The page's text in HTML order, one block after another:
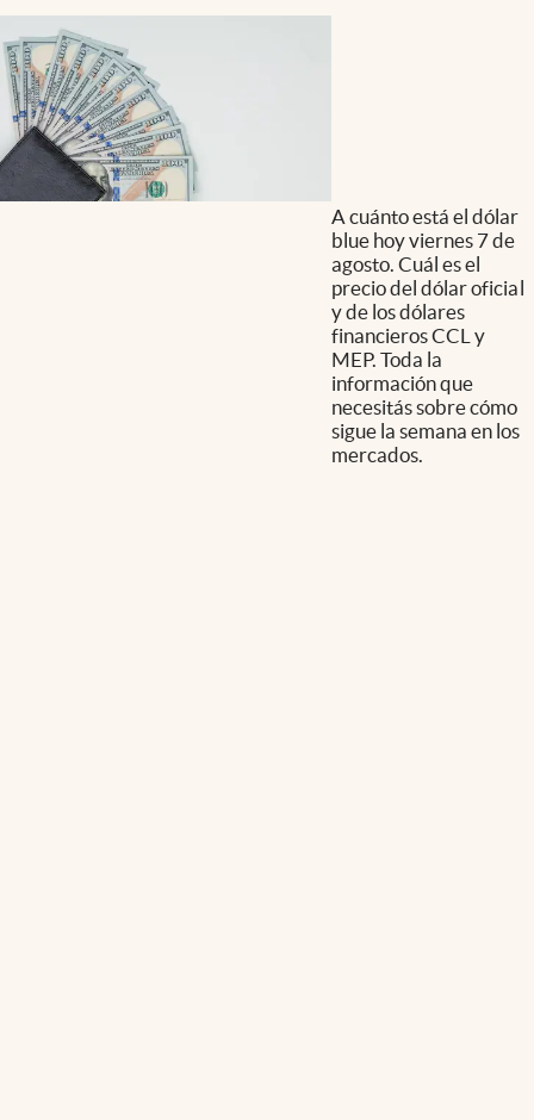
A cuánto está el dólar
blue hoy viernes 7 de
agosto. Cuál es el
precio del dólar oficial
y de los dólares
financieros CCL y
MEP. Toda la
información que
necesitás sobre cómo
sigue la semana en los
mercados.